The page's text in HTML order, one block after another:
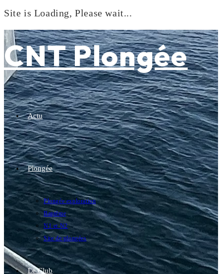
Site is Loading, Please wait...
to
content
CNT Plongée
Actu
Plongée
Plongée exploration
Baptême
N1 et N2
Site de plongées
Le Club